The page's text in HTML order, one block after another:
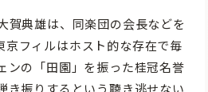
典雄は、同楽団の会長などを
フィルはホスト的な存在で毎
ンの「田園」を振った桂冠名誉
き振りするという聴き逃せない